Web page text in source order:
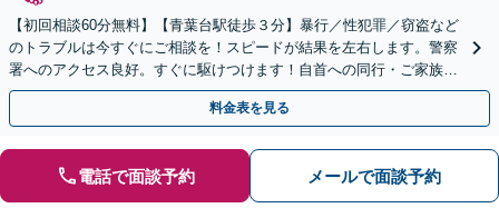
【初回相談60分無料】【青葉台駅徒歩３分】暴行／性犯罪／窃盗など
のトラブルは今すぐにご相談を！スピードが結果を左右します。警察
署へのアクセス良好。すぐに駆けつけます！自首への同行・ご家族の
サポートもお任せ【夜間・土日相談可】
料金表を見る
電話で面談予約 メールで面談予約